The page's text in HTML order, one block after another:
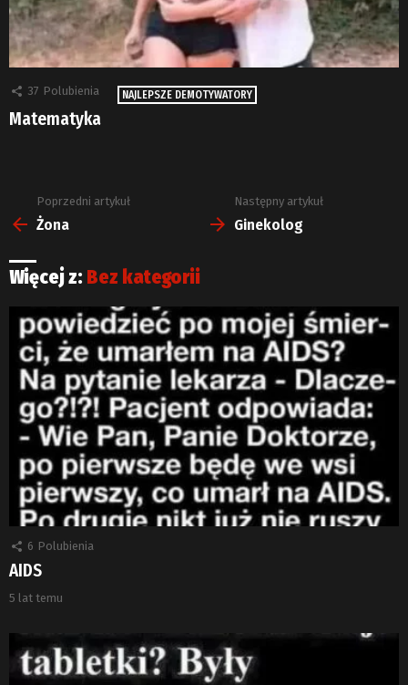
37 Polubienia NAJLEPSZE DEMOTYWATORY
Matematyka
Zobacz
więcej
Poprzedni artykuł
Żona
Następny artykuł
Ginekolog
Więcej z: Bez kategorii
6 Polubienia
AIDS
5 lat temu